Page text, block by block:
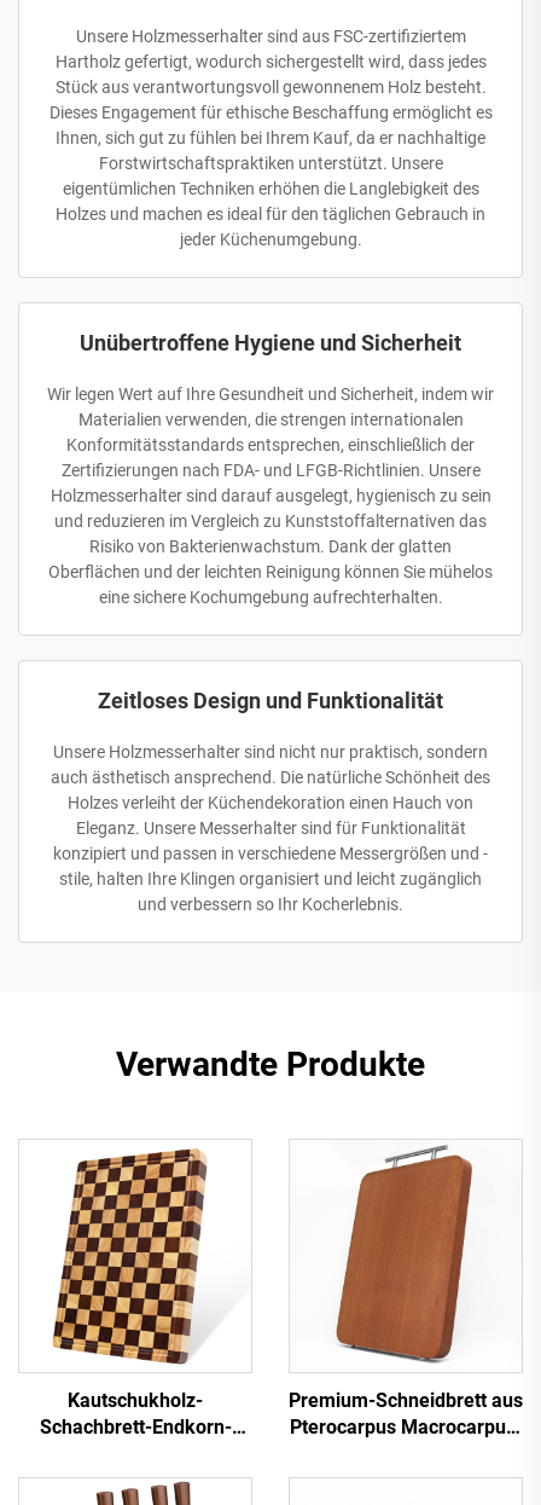
Unsere Holzmesserhalter sind aus FSC-zertifiziertem
Hartholz gefertigt, wodurch sichergestellt wird, dass jedes
Stück aus verantwortungsvoll gewonnenem Holz besteht.
Dieses Engagement für ethische Beschaffung ermöglicht es
Ihnen, sich gut zu fühlen bei Ihrem Kauf, da er nachhaltige
Forstwirtschaftspraktiken unterstützt. Unsere
eigentümlichen Techniken erhöhen die Langlebigkeit des
Holzes und machen es ideal für den täglichen Gebrauch in
jeder Küchenumgebung.
Unübertroffene Hygiene und Sicherheit
Wir legen Wert auf Ihre Gesundheit und Sicherheit, indem wir
Materialien verwenden, die strengen internationalen
Konformitätsstandards entsprechen, einschließlich der
Zertifizierungen nach FDA- und LFGB-Richtlinien. Unsere
Holzmesserhalter sind darauf ausgelegt, hygienisch zu sein
und reduzieren im Vergleich zu Kunststoffalternativen das
Risiko von Bakterienwachstum. Dank der glatten
Oberflächen und der leichten Reinigung können Sie mühelos
eine sichere Kochumgebung aufrechterhalten.
Zeitloses Design und Funktionalität
Unsere Holzmesserhalter sind nicht nur praktisch, sondern
auch ästhetisch ansprechend. Die natürliche Schönheit des
Holzes verleiht der Küchendekoration einen Hauch von
Eleganz. Unsere Messerhalter sind für Funktionalität
konzipiert und passen in verschiedene Messergrößen und -
stile, halten Ihre Klingen organisiert und leicht zugänglich
und verbessern so Ihr Kocherlebnis.
Verwandte Produkte
Kautschukholz-
Schachbrett-Endkorn-
Premium-Schneidbrett aus
Pterocarpus Macrocarpus-